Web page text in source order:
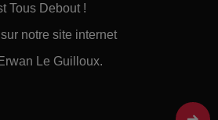
Tous Debout !
notre site internet
Le Guilloux.